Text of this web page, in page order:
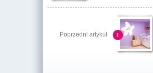
Poprzedni artykuł